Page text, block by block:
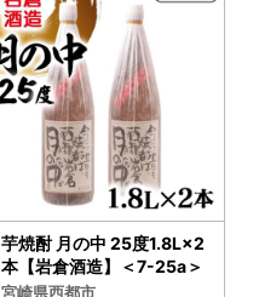
芋焼酎 月の中 25度1.8L×2
本【岩倉酒造】＜7-25a＞
宮崎県西都市